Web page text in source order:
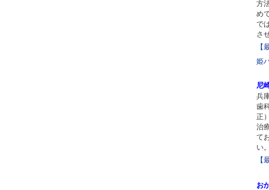
方
め
で
さ
姫
尼
兵
歯
正
治
て
い。
【
お